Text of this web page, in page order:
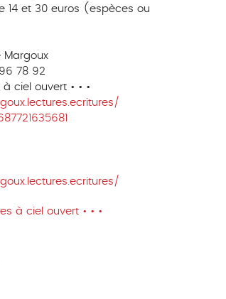
14 et 30 euros (espèces ou
Margoux
78 92
ciel ouvert • • •
à ciel ouvert • • •